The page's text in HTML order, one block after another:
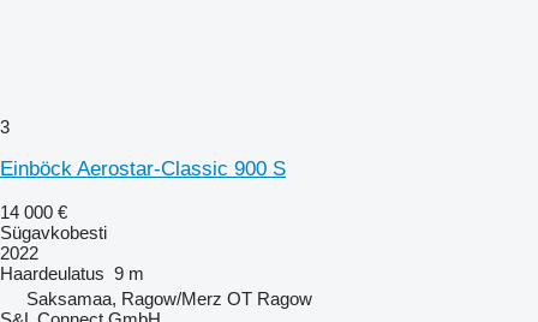
3
Einböck Aerostar-Classic 900 S
14 000 €
Sügavkobesti
2022
Haardeulatus 9 m
Saksamaa, Ragow/Merz OT Ragow